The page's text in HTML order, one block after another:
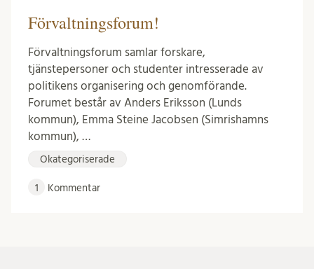
Förvaltningsforum!
Förvaltningsforum samlar forskare,
tjänstepersoner och studenter intresserade av
politikens organisering och genomförande.
Forumet består av Anders Eriksson (Lunds
kommun), Emma Steine Jacobsen (Simrishamns
kommun), …
Okategoriserade
1 Kommentar